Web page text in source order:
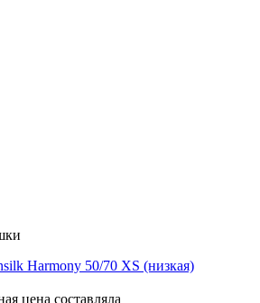
Harmony 50/70 XS (низкая)
цена составляла